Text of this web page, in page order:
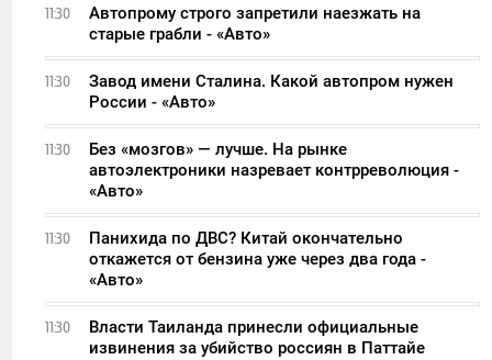
11:30
Автопрому строго запретили наезжать на
старые грабли - «Авто»
11:30
Завод имени Сталина. Какой автопром нужен
России - «Авто»
11:30
Без «мозгов» — лучше. На рынке
автоэлектроники назревает контрреволюция -
«Авто»
11:30
Панихида по ДВС? Китай окончательно
откажется от бензина уже через два года -
«Авто»
11:30
Власти Таиланда принесли официальные
извинения за убийство россиян в Паттайе